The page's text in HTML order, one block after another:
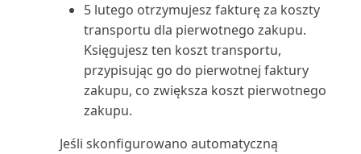
Szczegóły środków trwałych
(raport Excel)
Tablica dyspozytora (raport)
Termin ważności zapasu: ilość
(raport)
5 lutego otrzymujesz fakturę za koszty
transportu dla pierwotnego zakupu.
Księgujesz ten koszt transportu,
przypisując go do pierwotnej faktury
zakupu, co zwiększa koszt pierwotnego
zakupu.
Jeśli skonfigurowano automatyczną